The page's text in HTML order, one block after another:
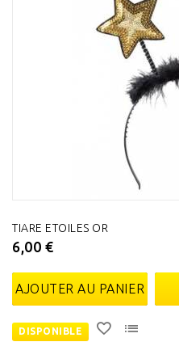
TIARE ETOILES OR
6,00 €
AJOUTER AU PANIER
DISPONIBLE